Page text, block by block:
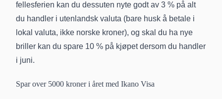
fellesferien kan du dessuten nyte godt av 3 % på alt
du handler i utenlandsk valuta (bare husk å betale i
lokal valuta, ikke norske kroner), og skal du ha nye
briller kan du spare 10 % på kjøpet dersom du handler
i juni.
Spar over 5000 kroner i året med Ikano Visa